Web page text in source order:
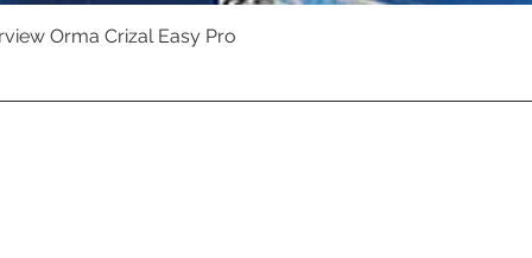
Orma Crizal Easy Pro